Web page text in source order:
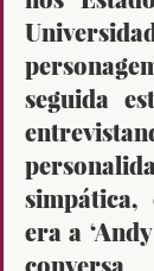
seguida
simpática,
era a
conversa